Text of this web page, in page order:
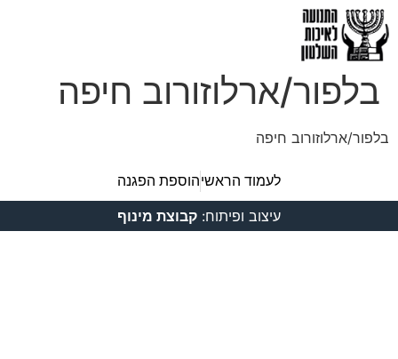
בלפור/ארלוזורוב חיפה
בלפור/ארלוזורוב חיפה
לעמוד הראשיהוספת הפגנה
עיצוב ופיתוח: קבוצת מינוף